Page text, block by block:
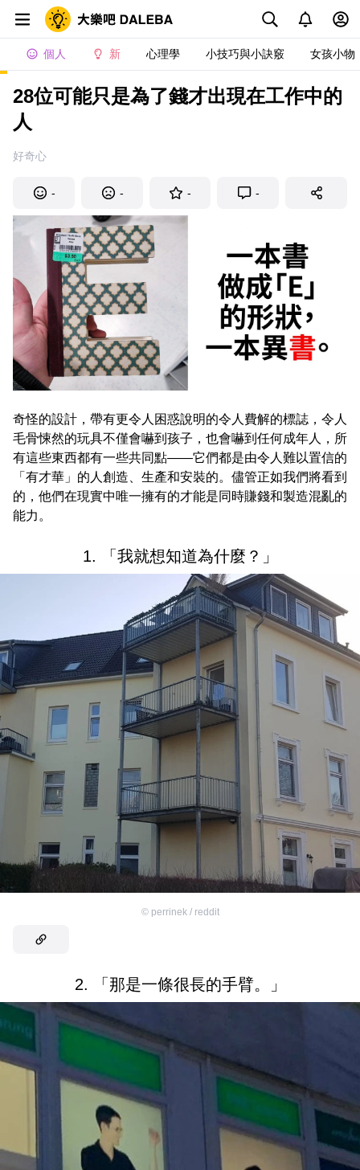
個人 新 心理學 小技巧與小訣竅 女孩小物
28位可能只是為了錢才出現在工作中的
人
好奇心
- - - -
奇怪的設計，帶有更令人困惑說明的令人費解的標誌，令人
毛骨悚然的玩具不僅會嚇到孩子，也會嚇到任何成年人，所
有這些東西都有一些共同點——它們都是由令人難以置信的
「有才華」的人創造、生產和安裝的。儘管正如我們將看到
的，他們在現實中唯一擁有的才能是同時賺錢和製造混亂的
能力。
1. 「我就想知道為什麼？」
© perrinek / reddit
2. 「那是一條很長的手臂。」